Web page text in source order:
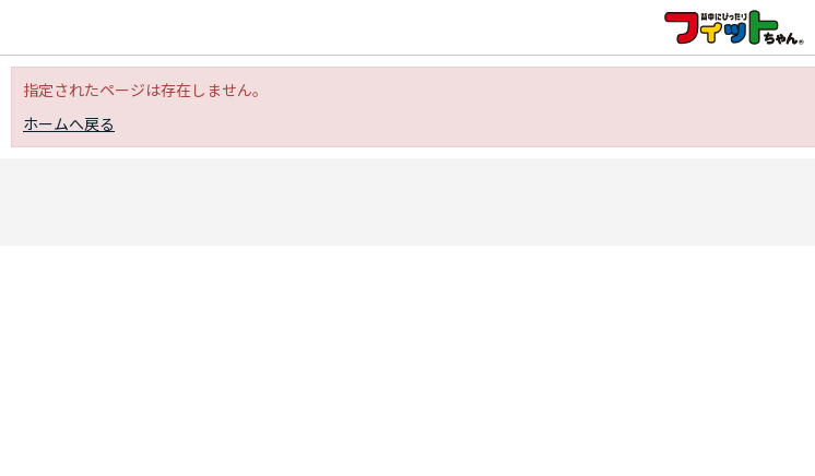
指定されたページは存在しません。
ホームへ戻る